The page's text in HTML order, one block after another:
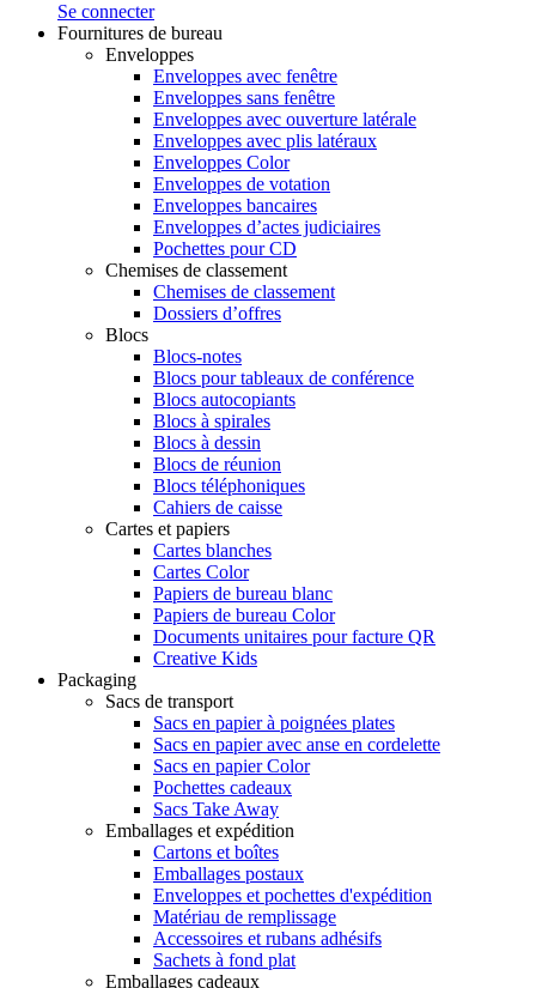
Se connecter
Fournitures de bureau
Enveloppes
Enveloppes avec fenêtre
Enveloppes sans fenêtre
Enveloppes avec ouverture latérale
Enveloppes avec plis latéraux
Enveloppes Color
Enveloppes de votation
Enveloppes bancaires
Enveloppes d’actes judiciaires
Pochettes pour CD
Chemises de classement
Chemises de classement
Dossiers d’offres
Blocs
Blocs-notes
Blocs pour tableaux de conférence
Blocs autocopiants
Blocs à spirales
Blocs à dessin
Blocs de réunion
Blocs téléphoniques
Cahiers de caisse
Cartes et papiers
Cartes blanches
Cartes Color
Papiers de bureau blanc
Papiers de bureau Color
Documents unitaires pour facture QR
Creative Kids
Packaging
Sacs de transport
Sacs en papier à poignées plates
Sacs en papier avec anse en cordelette
Sacs en papier Color
Pochettes cadeaux
Sacs Take Away
Emballages et expédition
Cartons et boîtes
Emballages postaux
Enveloppes et pochettes d'expédition
Matériau de remplissage
Accessoires et rubans adhésifs
Sachets à fond plat
Emballages cadeaux